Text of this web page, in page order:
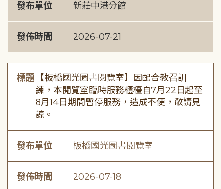
發布單位 新莊中港分館
發佈時間 2026-07-21
標題
【板橋國光圖書閱覽室】因配合教召訓
練，本閱覽室臨時服務櫃檯自7月22日起至
8月14日期間暫停服務，造成不便，敬請見
諒。
發布單位 板橋國光圖書閱覽室
發佈時間 2026-07-18